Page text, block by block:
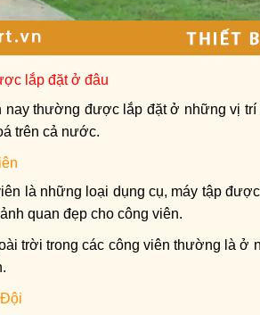
lắp đặt ở đâu
thường được lắp đặt ở những vị
trên cả nước.
là những loại dụng cụ, máy tập
quan đẹp cho công viên.
trời trong các công viên thường là